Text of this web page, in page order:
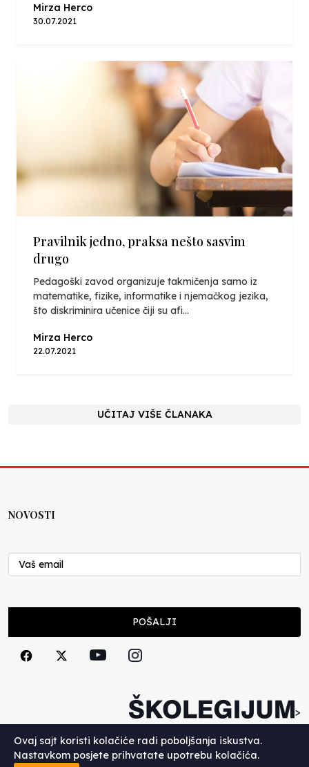
Mirza Herco
30.07.2021
Pravilnik jedno, praksa nešto sasvim
drugo
Pedagoški zavod organizuje takmičenja samo iz
matematike, fizike, informatike i njemačkog jezika,
što diskriminira učenice čiji su afi...
Mirza Herco
22.07.2021
UČITAJ VIŠE ČLANAKA
NOVOSTI
POŠALJI
>
Copyright (c) 2026. Školegijum.
Ovaj sajt koristi kolačiće radi poboljšanja iskustva.
Nastavkom posjete prihvatate upotrebu kolačića.